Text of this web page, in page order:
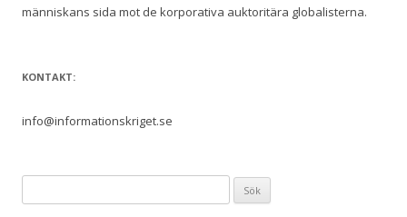
människans sida mot de korporativa auktoritära globalisterna.
KONTAKT:
info@informationskriget.se
efter: